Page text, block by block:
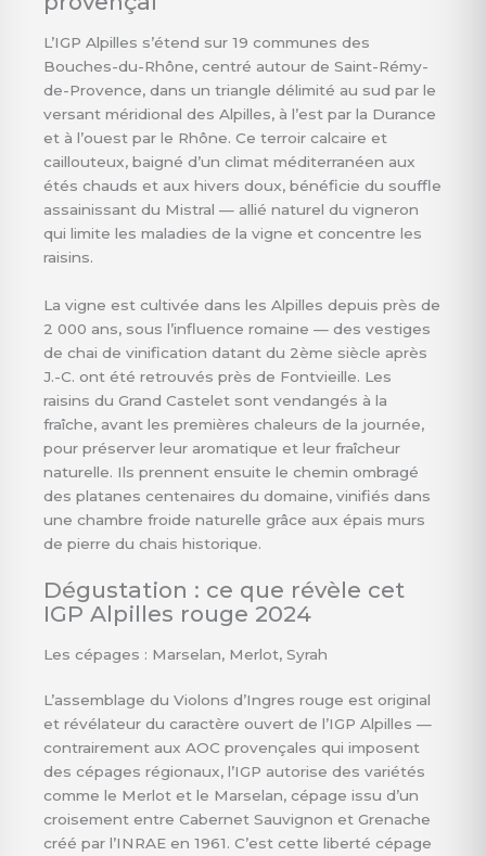
L’IGP Alpilles s’étend sur 19 communes des
Bouches-du-Rhône, centré autour de Saint-Rémy-
de-Provence, dans un triangle délimité au sud par le
versant méridional des Alpilles, à l’est par la Durance
et à l’ouest par le Rhône. Ce terroir calcaire et
caillouteux, baigné d’un climat méditerranéen aux
étés chauds et aux hivers doux, bénéficie du souffle
assainissant du Mistral — allié naturel du vigneron
qui limite les maladies de la vigne et concentre les
raisins.
La vigne est cultivée dans les Alpilles depuis près de
2 000 ans, sous l’influence romaine — des vestiges
de chai de vinification datant du 2ème siècle après
J.-C. ont été retrouvés près de Fontvieille. Les
raisins du Grand Castelet sont vendangés à la
fraîche, avant les premières chaleurs de la journée,
pour préserver leur aromatique et leur fraîcheur
naturelle. Ils prennent ensuite le chemin ombragé
des platanes centenaires du domaine, vinifiés dans
une chambre froide naturelle grâce aux épais murs
de pierre du chais historique.
Dégustation : ce que révèle cet
IGP Alpilles rouge 2024
Les cépages : Marselan, Merlot, Syrah
L’assemblage du Violons d’Ingres rouge est original
et révélateur du caractère ouvert de l’IGP Alpilles —
contrairement aux AOC provençales qui imposent
des cépages régionaux, l’IGP autorise des variétés
comme le Merlot et le Marselan, cépage issu d’un
croisement entre Cabernet Sauvignon et Grenache
créé par l’INRAE en 1961. C’est cette liberté cépage